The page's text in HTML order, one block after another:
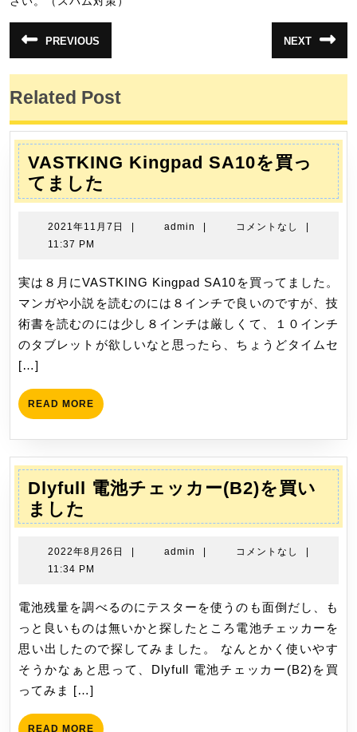
投
稿
ナ
ビ
ゲ
ー
シ
ョ
PREVIOUS
の
投
NEXT
の
投
Related Post
VASTKING Kingpad SA10を買っ
てました
Kingpad
SA10
っ
て
ま
し
2021年11月7日
2021
月
| admin admin
| コメントなし
|
11:37 PM
実は８月にVASTKING Kingpad SA10を買ってました。
マンガや小説を読むのには８インチで良いのですが、技
術書を読むのには少し８インチは厳しくて、１０インチ
のタブレットが欲しいなと思ったら、ちょうどタイムセ
[…]
READ MORE READ
MORE
Dlyfull 電池チェッカー(B2)を買い
ました
電
池
チ
ッ
カ
ー
(B2)
を
買
2022年8月26日
2022
月
26
admin admin コメントなし
11:34 PM
電池残量を調べるのにテスターを使うのも面倒だし、も
っと良いものは無いかと探したところ電池チェッカーを
思い出したので探してみました。 なんとかく使いやす
そうかなぁと思って、Dlyfull 電池チェッカー(B2)を買
ってみま […]
READ MORE READ